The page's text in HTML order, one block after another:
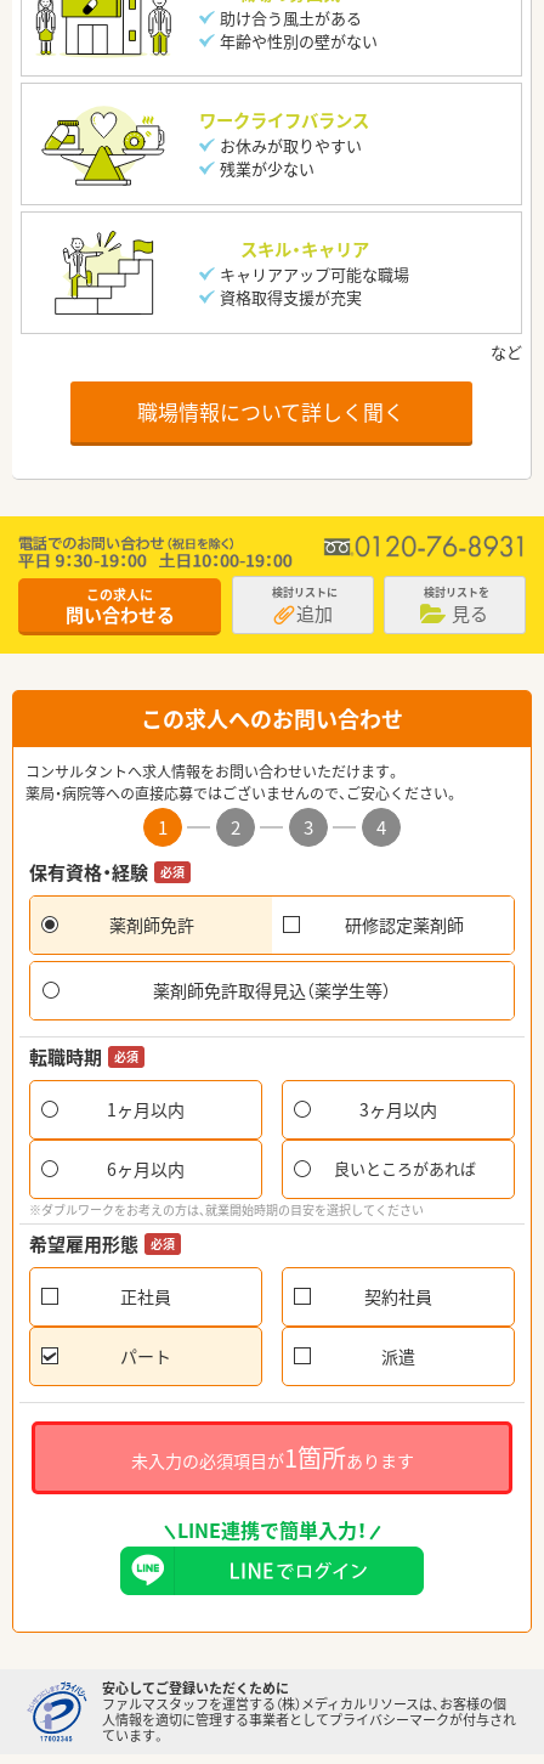
助け合う風土がある
年齢や性別の壁がない
ワークライフバランス
お休みが取りやすい
残業が少ない
スキル・キャリア
キャリアアップ可能な職場
資格取得支援が充実
職場情報について詳しく聞く
この求人に
問い合わせる
検討リストに
追加
検討リストを
見る
この求人へのお問い合わせ
コンサルタントへ求人情報をお問い合わせいただけます。
薬局・病院等への直接応募ではございませんので、ご安心ください。
1 2 3
4
保有資格・経験
必須
薬剤師免許 研修認定薬剤師
薬剤師免許取得見込（薬学生等）
転職時期 必須
1ヶ月以内 3ヶ月以内
6ヶ月以内 良いところがあれば
※ダブルワークをお考えの方は、就業開始時期の目安を選択してください
希望雇用形態 必須
正社員 契約社員
パート 派遣
未入力の必須項目が1箇所あります
LINE連携で簡単入力！
安心してご登録いただくために
ファルマスタッフを運営する（株）メディカルリソースは、お客様の個
人情報を適切に管理する事業者としてプライバシーマークが付与され
ています。